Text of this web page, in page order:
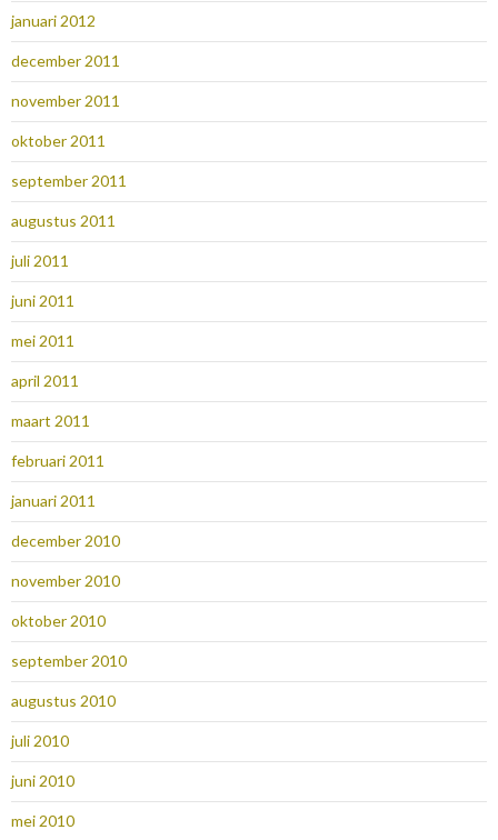
januari 2012
december 2011
november 2011
oktober 2011
september 2011
augustus 2011
juli 2011
juni 2011
mei 2011
april 2011
maart 2011
februari 2011
januari 2011
december 2010
november 2010
oktober 2010
september 2010
augustus 2010
juli 2010
juni 2010
mei 2010